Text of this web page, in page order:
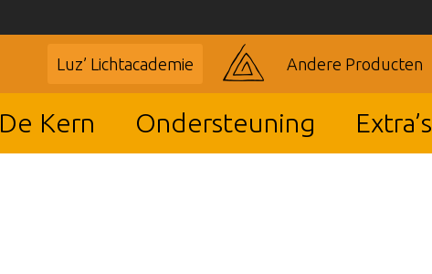
Luz’ Lichtacademie Andere Producten
De Kern Ondersteuning Extra’s